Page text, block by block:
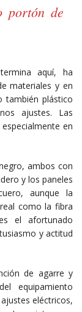
portón de
aquí, ha
materiales y en
también plástico
ajustes. Las
en
ambos con
y los paneles
aunque la
como la fibra
el afortunado
y actitud
de agarre y
equipamiento
eléctricos,